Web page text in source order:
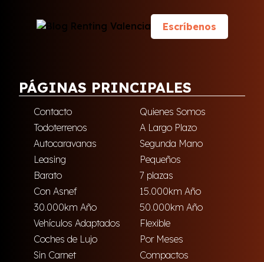
Escríbenos
PÁGINAS PRINCIPALES
Contacto
Quienes Somos
Todoterrenos
A Largo Plazo
Autocaravanas
Segunda Mano
Leasing
Pequeños
Barato
7 plazas
Con Asnef
15.000km Año
30.000km Año
50.000km Año
Vehículos Adaptados
Flexible
Coches de Lujo
Por Meses
Sin Carnet
Compactos